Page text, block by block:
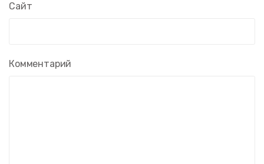
Комментарий
Сайт